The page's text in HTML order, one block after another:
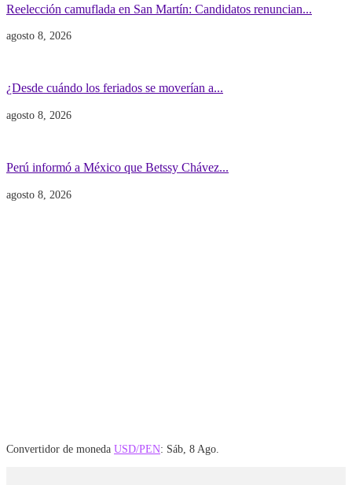
Reelección camuflada en San Martín: Candidatos renuncian...
agosto 8, 2026
¿Desde cuándo los feriados se moverían a...
agosto 8, 2026
Perú informó a México que Betssy Chávez...
agosto 8, 2026
Convertidor de moneda USD/PEN: Sáb, 8 Ago.